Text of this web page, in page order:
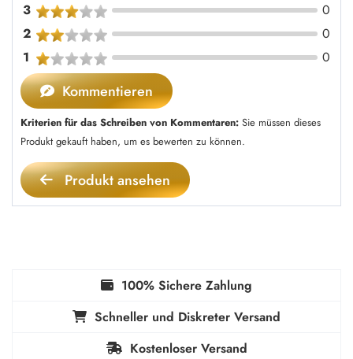
3
0
2
0
1
0
Kommentieren
Kriterien für das Schreiben von Kommentaren: Sie müssen dieses
Produkt gekauft haben, um es bewerten zu können.
Produkt ansehen
100% Sichere Zahlung
Schneller und Diskreter Versand
Kostenloser Versand